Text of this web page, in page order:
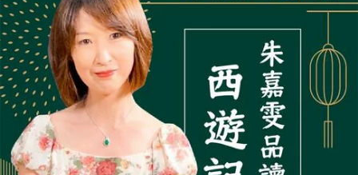
居家生活 3C家電 親子玩具
女裝 化妝保養 情趣用品